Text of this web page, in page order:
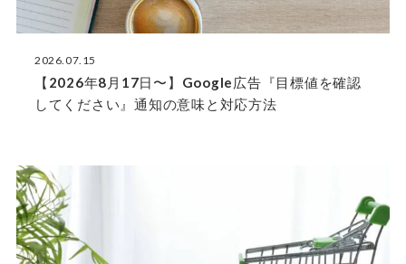
2026.07.15
【2026年8月17日〜】Google広告『目標値を確認
してください』通知の意味と対応方法